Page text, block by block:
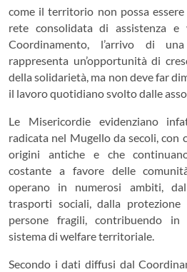
come il territorio non possa
rete consolidata di assistenza e
Coordinamento, l’arrivo di
rappresenta un’opportunità di
della solidarietà, ma non deve far
il lavoro quotidiano svolto dalle
Le Misericordie evidenziano
radicata nel Mugello da secoli, con
origini antiche e che
costante a favore delle
operano in numerosi ambiti,
trasporti sociali, dalla protezione
persone fragili, contribuendo in
sistema di welfare territoriale.
Secondo i dati diffusi dal